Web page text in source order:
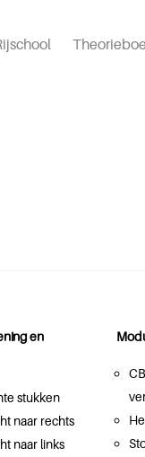
en
stukken
naar rechts
naar links